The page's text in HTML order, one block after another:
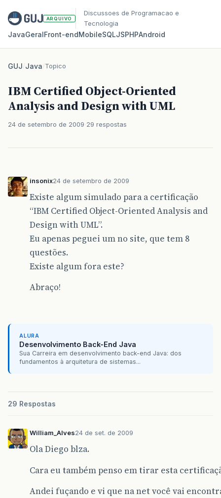
ARQUIVO
Discussoes de Programacao e
Tecnologia
JavaGeralFront‑endMobileSQLJSPHPAndroid
GUJ/Java/Topico
IBM Certified Object-Oriented
Analysis and Design with UML
24 de setembro de 2009 29 respostas
insonix24 de setembro de 2009
Existe algum simulado para a certificação
“IBM Certified Object-Oriented Analysis and
Design with UML”.
Eu apenas peguei um no site, que tem 8
questões.
Existe algum fora este?
Abraço!
ALURA
Desenvolvimento Back-End Java
Sua Carreira em desenvolvimento back-end Java: dos
fundamentos à arquitetura de sistemas...
29 Respostas
William_Alves24 de set. de 2009
Ola Diego blza.
Cara eu também penso em tirar esta
Andei fuçando e vi que na net você vai